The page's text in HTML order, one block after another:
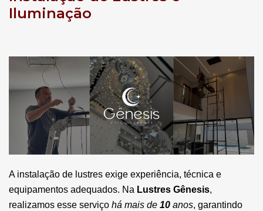
Iluminação
A instalação de lustres exige experiência, técnica e
equipamentos adequados. Na Lustres Gênesis,
realizamos esse serviço há mais de 10 anos, garantindo